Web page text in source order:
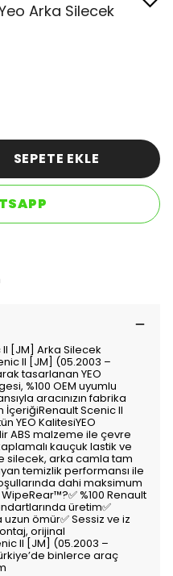
Arka Silecek
SEPETE EKLE
[JM] Arka Silecek
II [JM] (05.2003 –
tasarlanan YEO
%100 OEM uyumlu
aracınızın fabrika
İçeriğiRenault Scenic II
YEO KalitesiYEO
ABS malzeme ile çevre
kauçuk lastik ve
silecek, arka camla tam
temizlik performansı ile
dahi maksimum
%100 Renault
üretim✅
ömür✅ Sessiz ve iz
orijinal
II [JM] (05.2003 –
binlerce araç